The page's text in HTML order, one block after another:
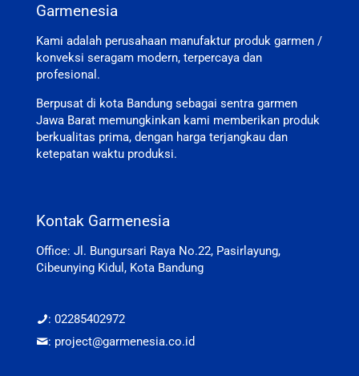
Garmenesia
Kami adalah perusahaan manufaktur produk garmen /
konveksi seragam modern, terpercaya dan
profesional.
Berpusat di kota Bandung sebagai sentra garmen
Jawa Barat memungkinkan kami memberikan produk
berkualitas prima, dengan harga terjangkau dan
ketepatan waktu produksi.
Kontak Garmenesia
Office: Jl. Bungursari Raya No.22, Pasirlayung,
Cibeunying Kidul, Kota Bandung
: 02285402972
: project@garmenesia.co.id